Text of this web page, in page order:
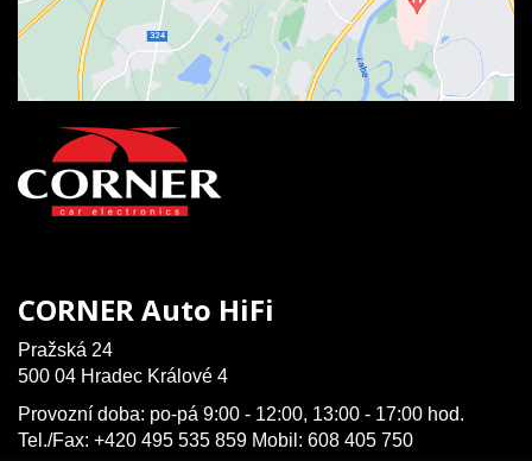
CORNER Auto HiFi
Pražská 24
500 04 Hradec Králové 4
Provozní doba: po-pá 9:00 - 12:00, 13:00 - 17:00 hod.
Tel./Fax: +420 495 535 859 Mobil: 608 405 750